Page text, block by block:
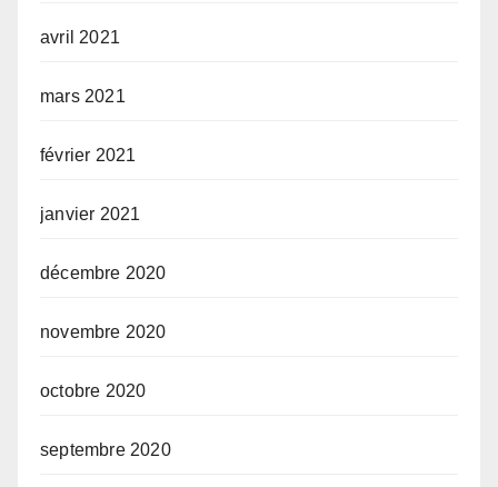
avril 2021
mars 2021
février 2021
janvier 2021
décembre 2020
novembre 2020
octobre 2020
septembre 2020